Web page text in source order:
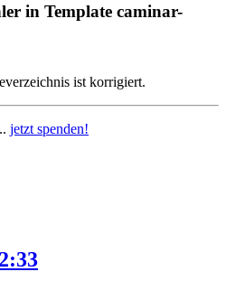
in Template caminar-
ist korrigiert.
jetzt spenden!